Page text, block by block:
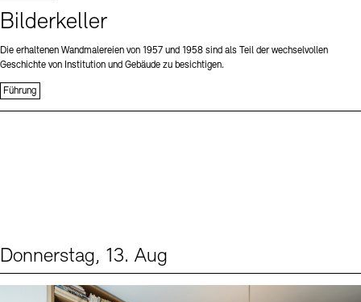
Bilderkeller
Die erhaltenen Wandmalereien von 1957 und 1958 sind als Teil der wechselvollen
Geschichte von Institution und Gebäude zu besichtigen.
Führung
Donnerstag, 13. Aug